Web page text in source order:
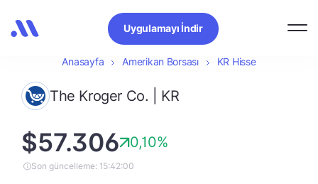
Uygulamayı İndir
Anasayfa Amerikan Borsası KR Hisse
The Kroger Co. | KR
$57.306 0,10%
Son güncelleme: 15:42:00